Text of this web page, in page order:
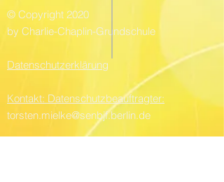
© Copyright 2020
by Charlie-Chaplin-Grundschule
Datenschutzerklärung
Kontakt: Datenschutzbeauftragter:
torsten.mielke@senbjf.berlin.de